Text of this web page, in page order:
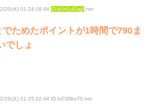
20(火) 01:24:18.44 ID:b0H1dOaj0 .net
ためたポイントが1時間で790ま
でしょ
20(火) 01:25:22.44 ID:IvCSNruT0.net